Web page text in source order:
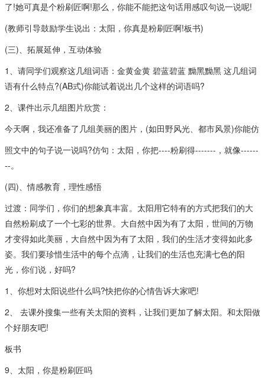
了!她可真是个粉刷匠啊!那么，你能不能把这句话用感叹句说一说呢!
(教师引导鼓励学生说出：太阳，你真是粉刷匠啊!板书)
(三)、拓展延伸，互动体验
1、请同学们观察这几组词语：金黄金黄 碧蓝碧蓝 黝黑黝黑 这几组词
语有什么特点?(AB式)你能试着说出几个这样的词语吗?
2、课件出示几组图片欣赏：
今天啊，我还准备了几组美丽的图片，(如田野风光、都市风景)你能仿
照文中的句子说一说吗?仿句：太阳，你把----粉刷得-------，就像------
--。
(四)、情感教育，理性感悟
过渡：同学们，你们的想象真丰富。太阳用它特有的方式把我们的大
自然粉刷成了一个七彩的世界。大自然中因为有了太阳，世间的万物
才变得如此美丽，大自然中因为有了太阳，我们的生活才变得如此多
姿。我们要珍惜生活中的每个点滴，让我们的生活也充满七色的阳
光，你们说，好吗?
1、你想对太阳说些什么吗?快把你的心情告诉大家吧!
2、 去课外搜集一些有关太阳的资料，让我们更加了解太阳。和太阳做
个好朋友吧!
板书
9、太阳，你是粉刷匠吗